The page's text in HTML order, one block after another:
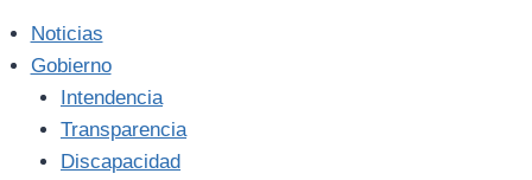
Noticias
Gobierno
Intendencia
Transparencia
Discapacidad